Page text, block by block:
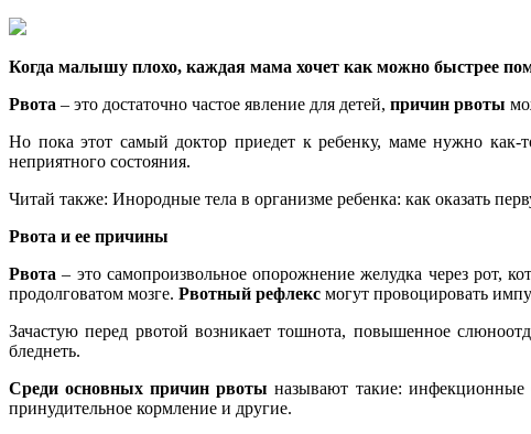
Когда малышу плохо, каждая мама хочет как можно быстрее
Рвота – это достаточно частое явление для детей, причин рвоты
Но пока этот самый доктор приедет к ребенку, маме нужно
неприятного состояния.
Читай также: Инородные тела в организме ребенка: как оказать
Рвота и ее причины
Рвота– это самопроизвольное опорожнение желудка через рот,
продолговатом мозге. Рвотный рефлекс могут провоцировать
Зачастую перед рвотой возникает тошнота, повышенное
бледнеть.
Среди основных причин рвоты называют такие: инфекционные
принудительное кормление и другие.